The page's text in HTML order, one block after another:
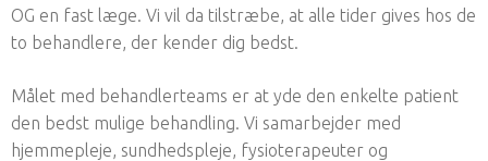
OG en fast læge. Vi vil da tilstræbe, at alle tider gives hos de
to behandlere, der kender dig bedst.
Målet med behandlerteams er at yde den enkelte patient
den bedst mulige behandling. Vi samarbejder med
hjemmepleje, sundhedspleje, fysioterapeuter og